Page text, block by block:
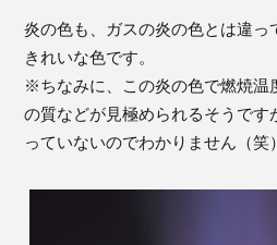
炎の色も、ガスの炎の色とは違っ
きれいな色です。
※ちなみに、この炎の色で燃焼温
の質などが見極められるそうです
っていないのでわかりません（笑）